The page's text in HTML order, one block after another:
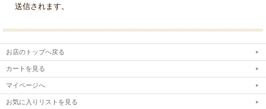
送信されます。
お店のトップへ戻る
カートを見る
マイページへ
お気に入りリストを見る